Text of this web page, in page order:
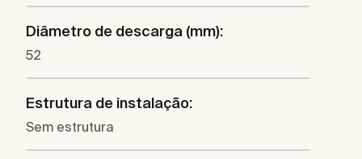
Diâmetro de descarga (mm):
52
Estrutura de instalação:
Sem estrutura